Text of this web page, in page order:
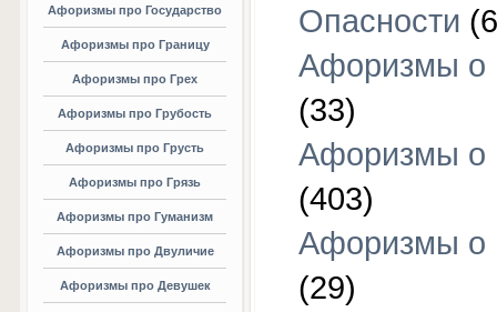
Афоризмы про Государство
Афоризмы про Границу
Афоризмы про Грех
Афоризмы про Грубость
Афоризмы про Грусть
Афоризмы про Грязь
Афоризмы про Гуманизм
Афоризмы про Двуличие
Афоризмы про Девушек
Опасности
Афоризмы о
(33)
Афоризмы
(403)
Афоризмы о
(29)